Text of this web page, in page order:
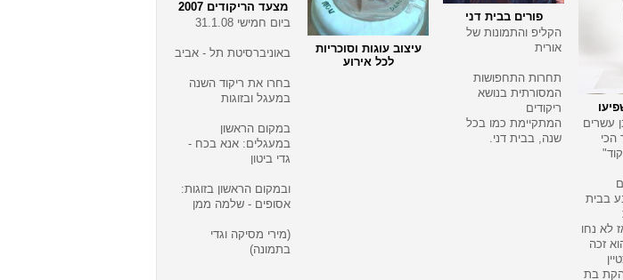
עשרים
הכי
בבית
לא נחו
בגיל 18 הוא זכה
בת
פורים בבית דני
הקליפ והתמונות של
אורית
תחרות התחפושות
המסורתית בנושא
ריקודים
המתקיימת כמו בכל
שנה, בבית דני.
עיצוב עוגות וסוכריות
לכל אירוע
מצעד הריקודים 2007
ביום חמישי 31.1.08
באוניברסיטת תל - אביב
בחרו את ריקוד השנה
במעגל ובזוגות
במקום הראשון
במעגלים: אנא בכח -
גדי ביטון
ובמקום הראשון בזוגות:
אסופים - שלמה ממן
(מירי מסיקה וגדי
בתמונה)